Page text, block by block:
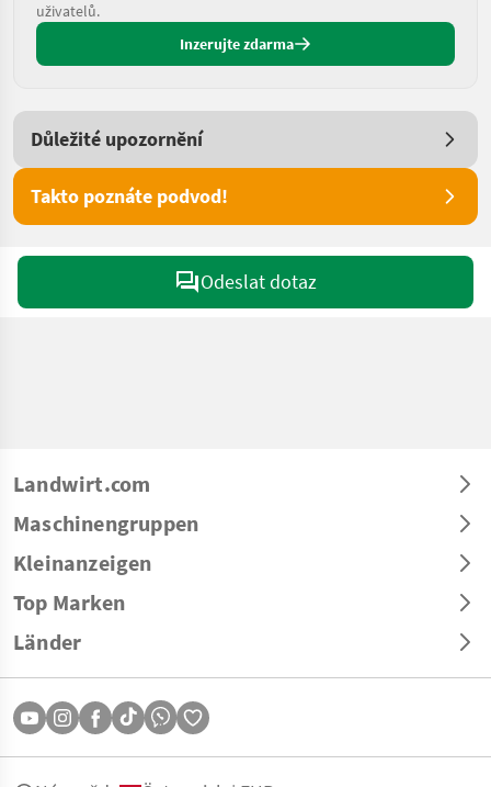
uživatelů.
Inzerujte zdarma
Důležité upozornění
Takto poznáte podvod!
Odeslat dotaz
Landwirt.com
Maschinengruppen
Kleinanzeigen
Top Marken
Länder